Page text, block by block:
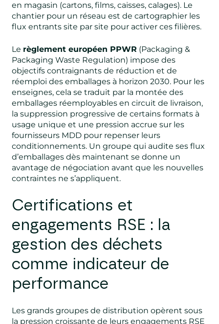
en magasin (cartons, films, caisses, calages). Le
chantier pour un réseau est de cartographier les
flux entrants site par site pour activer ces filières.
Le règlement européen PPWR (Packaging &
Packaging Waste Regulation) impose des
objectifs contraignants de réduction et de
réemploi des emballages à horizon 2030. Pour les
enseignes, cela se traduit par la montée des
emballages réemployables en circuit de livraison,
la suppression progressive de certains formats à
usage unique et une pression accrue sur les
fournisseurs MDD pour repenser leurs
conditionnements. Un groupe qui audite ses flux
d’emballages dès maintenant se donne un
avantage de négociation avant que les nouvelles
contraintes ne s’appliquent.
Certifications et
engagements RSE : la
gestion des déchets
comme indicateur de
performance
Les grands groupes de distribution opèrent sous
la pression croissante de leurs engagements RSE